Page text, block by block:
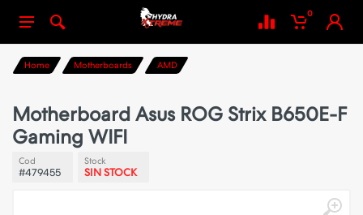
0
Home Motherboards AMD
Motherboard Asus ROG Strix B650E-F
Gaming WIFI
Cod
#479455
Stock
SIN STOCK